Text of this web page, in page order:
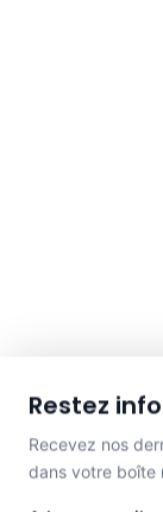
Restez
Recevez nos
dans votre boîte